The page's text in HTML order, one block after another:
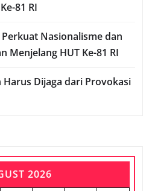
81 RI
Nasionalisme dan
Menjelang HUT Ke-81 RI
Dijaga dari Provokasi
2026